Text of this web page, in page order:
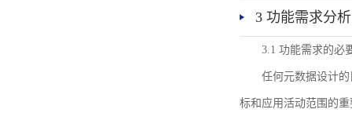
3 功能需求分析
3.1 功能需求的必
任何元数据设计
标和应用活动范围的